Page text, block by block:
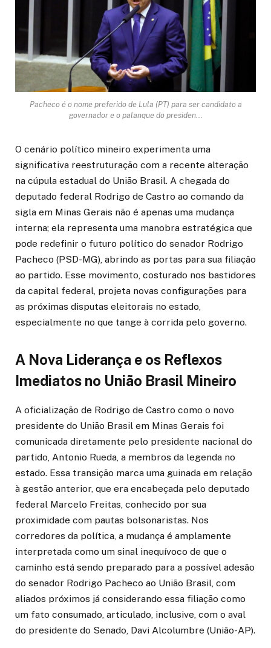
Pacheco é o nome preferido de Lula (PT) para ser candidato a
governador e o palanque do presiden...
O cenário político mineiro experimenta uma
significativa reestruturação com a recente alteração
na cúpula estadual do União Brasil. A chegada do
deputado federal Rodrigo de Castro ao comando da
sigla em Minas Gerais não é apenas uma mudança
interna; ela representa uma manobra estratégica que
pode redefinir o futuro político do senador Rodrigo
Pacheco (PSD-MG), abrindo as portas para sua filiação
ao partido. Esse movimento, costurado nos bastidores
da capital federal, projeta novas configurações para
as próximas disputas eleitorais no estado,
especialmente no que tange à corrida pelo governo.
A Nova Liderança e os Reflexos
Imediatos no União Brasil Mineiro
A oficialização de Rodrigo de Castro como o novo
presidente do União Brasil em Minas Gerais foi
comunicada diretamente pelo presidente nacional do
partido, Antonio Rueda, a membros da legenda no
estado. Essa transição marca uma guinada em relação
à gestão anterior, que era encabeçada pelo deputado
federal Marcelo Freitas, conhecido por sua
proximidade com pautas bolsonaristas. Nos
corredores da política, a mudança é amplamente
interpretada como um sinal inequívoco de que o
caminho está sendo preparado para a possível adesão
do senador Rodrigo Pacheco ao União Brasil, com
aliados próximos já considerando essa filiação como
um fato consumado, articulado, inclusive, com o aval
do presidente do Senado, Davi Alcolumbre (União-AP).